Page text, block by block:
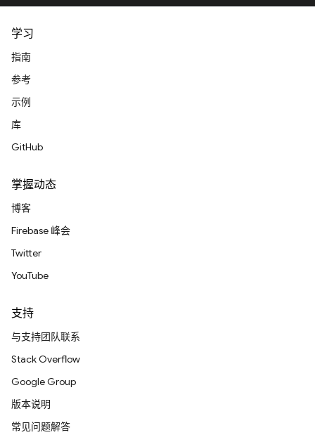
学习
指南
参考
示例
库
GitHub
掌握动态
博客
Firebase 峰会
Twitter
YouTube
支持
与支持团队联系
Stack Overflow
Google Group
版本说明
常见问题解答